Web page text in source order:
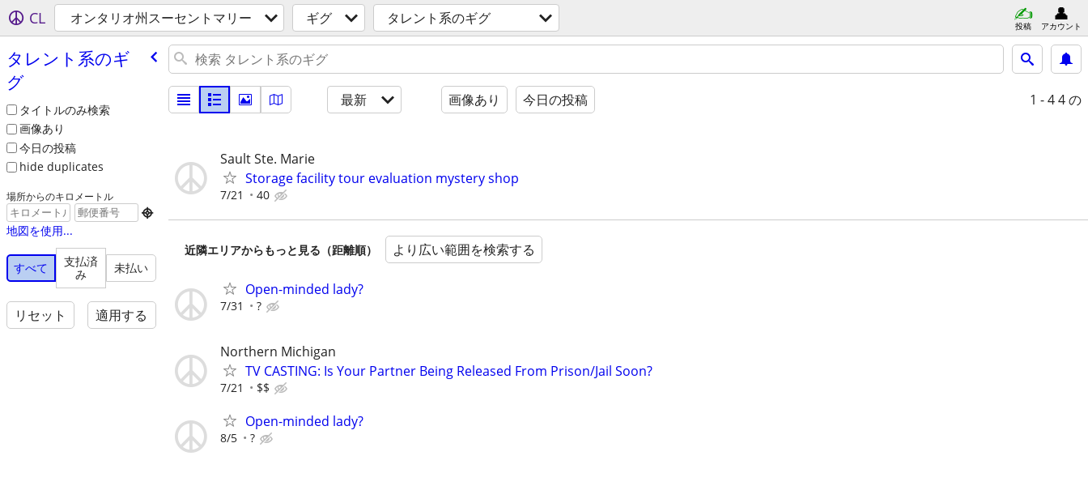
CL オンタリオ州スーセントマリー ギグ タレント系のギグ 投稿 アカウント
タレント系のギ
グ
タイトルのみ検索
画像あり
今日の投稿
hide duplicates
場所からのキロメートル

地図を使用...
すべて
支払済
み
未払い
リセット 適用する
最新 画像あり 今日の投稿 1 - 44 の
Sault Ste. Marie
Storage facility tour evaluation mystery shop
7/21 40
近隣エリアからもっと見る（距離順） より広い範囲を検索する
Open-minded lady?
7/31 ?
Northern Michigan
TV CASTING: Is Your Partner Being Released From Prison/Jail Soon?
7/21 $$
Open-minded lady?
8/5 ?